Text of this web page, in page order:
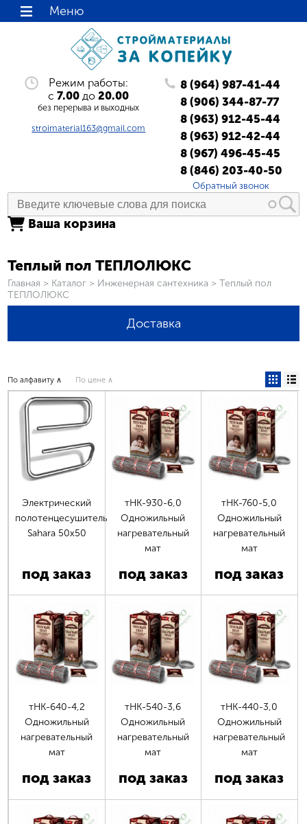
Режим работы:
с7.00 до20.00
без перерыва и выходных
stroimaterial163@gmail.com
8 (964) 987-41-44
8 (906) 344-87-77
8 (963) 912-45-44
8 (963) 912-42-44
8 (967) 496-45-45
8 (846) 203-40-50
Обратный звонок
Ваша корзина
Меню
Теплый пол ТЕПЛОЛЮКС
Вы здесь
Главная > Каталог > Инженерная сантехника > Теплый пол
ТЕПЛОЛЮКС
Доставка
По алфавиту ∧ По цене ∧
Электрический
полотенцесушитель
Sahara 50x50
под заказ
тНК-930-6,0
Одножильный
нагревательный
мат
под заказ
тНК-760-5,0
Одножильный
нагревательный
мат
под заказ
тНК-640-4,2
Одножильный
нагревательный
мат
под заказ
тНК-540-3,6
Одножильный
нагревательный
мат
под заказ
тНК-440-3,0
Одножильный
нагревательный
мат
под заказ